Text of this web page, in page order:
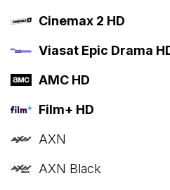
Cinemax 2 HD
Viasat Epic Drama
AMC HD
Film+ HD
AXN
AXN Black